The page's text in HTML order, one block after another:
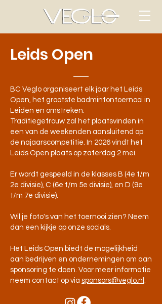
Leids Open
BC Veglo organiseert elk jaar het Leids
Open, het grootste badmintontoernooi in
Leiden en omstreken.
Traditiegetrouw zal het plaatsvinden in
een van de weekenden aansluitend op
de najaarscompetitie. In 2026 vindt het
Leids Open plaats op zaterdag 2 mei.
Er wordt gespeeld in de klasses B (4e t/m
2e divisie), C (6e t/m 5e divisie), en D (9e
t/m 7e divisie).
Wil je foto's van het toernooi zien? Neem
dan een kijkje op onze socials.
Het Leids Open biedt de mogelijkheid
aan bedrijven en ondernemingen om aan
sponsoring te doen. Voor meer informatie
neem contact op via sponsors@veglo.nl .